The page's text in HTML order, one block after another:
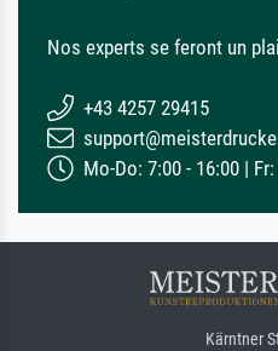
Nos experts se feront un
+43 4257 29415
Mo-Do: 7:00 - 16:00 |
Kärntner